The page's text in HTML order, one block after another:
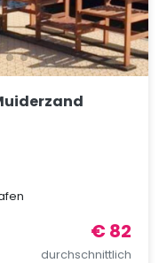
€ 82
durchschnittlich